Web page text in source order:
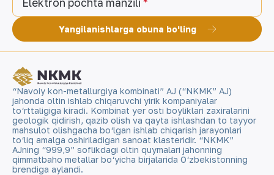
Yangilanishlarga obuna bo'ling
“Navoiy kon-metallurgiya kombinati” AJ (“NKMK” AJ)
jahonda oltin ishlab chiqaruvchi yirik kompaniyalar
to‘rttaligiga kiradi. Kombinat yer osti boyliklari zaxiralarini
geologik qidirish, qazib olish va qayta ishlashdan to tayyor
mahsulot olishgacha bo‘lgan ishlab chiqarish jarayonlari
to‘liq amalga oshiriladigan sanoat klasteridir. “NKMK”
AJning “999,9” soflikdagi oltin quymalari jahonning
qimmatbaho metallar bo‘yicha birjalarida O‘zbekistonning
brendiga aylandi.